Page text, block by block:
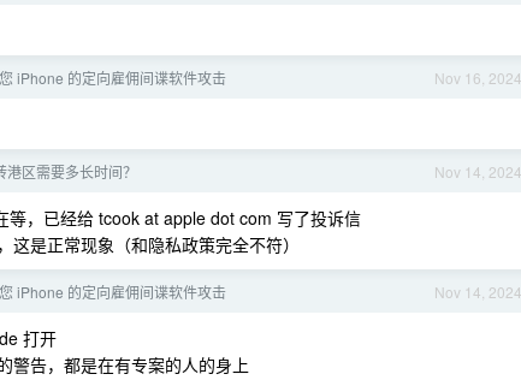
Nov 16, 2024
iPhone 的定向雇佣间谍软件攻击
Nov 14, 2024
区需要多长时间？
等，已经给 tcook at apple dot com 写了投诉信
是正常现象（和隐私政策完全不符）
Nov 14, 2024
iPhone 的定向雇佣间谍软件攻击
打开
警告，都是在有专案的人的身上